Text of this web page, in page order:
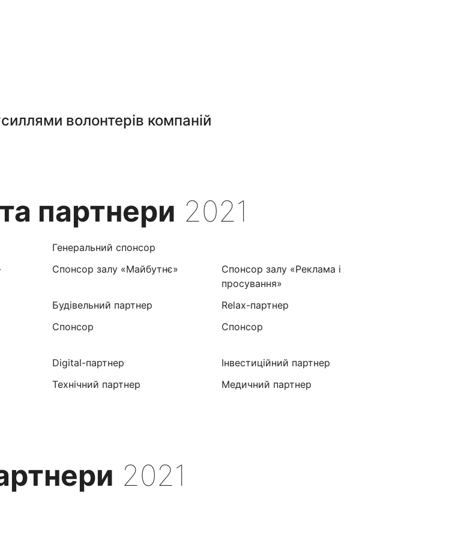
волонтерів компаній
партнери 2021
Генеральний спонсор
Спонсор залу «Майбутнє»
Спонсор залу «Реклама і
просування»
Будівельний партнер
Relax-партнер
Спонсор Спонсор
Digital-партнер
Інвестиційний партнер
Технічний партнер
Медичний партнер
2021